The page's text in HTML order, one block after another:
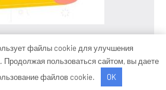
от ThemeZee.
файлы cookie для улучшения
Продолжая пользоваться сайтом, вы даете
файлов cookie.
OK